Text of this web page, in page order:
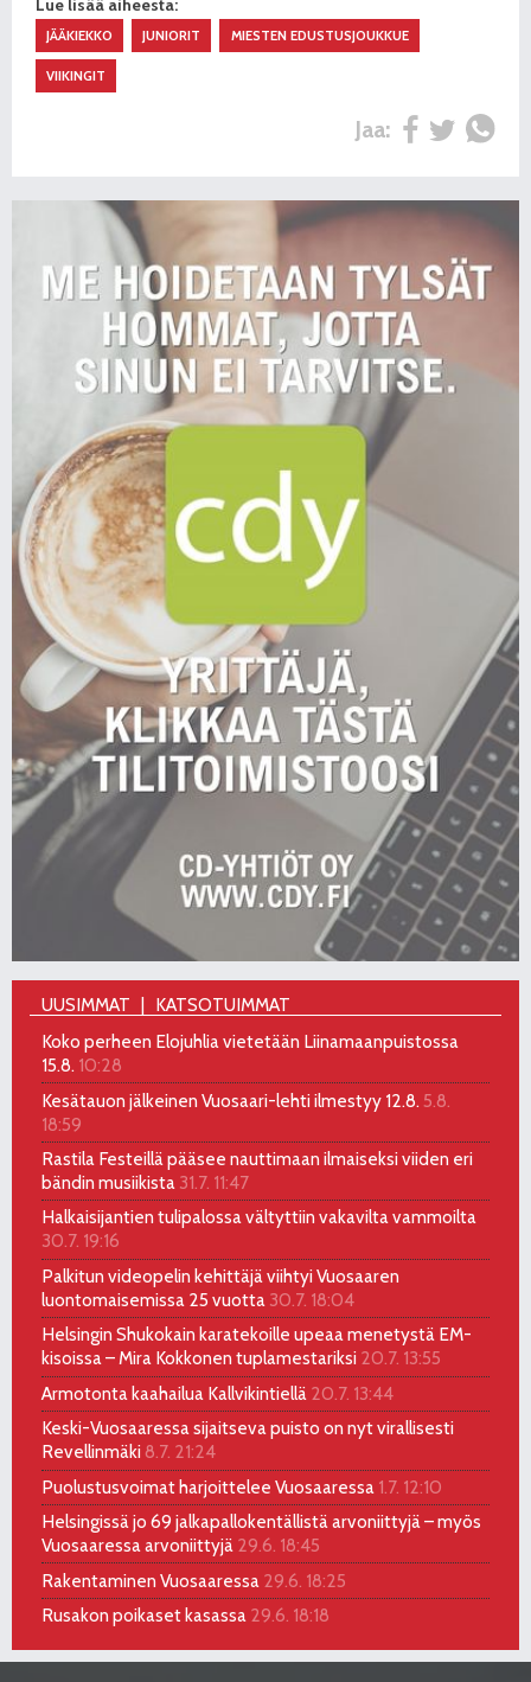
Lue lisää aiheesta:
JÄÄKIEKKO JUNIORIT MIESTEN EDUSTUSJOUKKUE
VIIKINGIT
Jaa:
UUSIMMAT
KATSOTUIMMAT
Koko perheen Elojuhlia vietetään Liinamaanpuistossa
15.8. 10:28
Kesätauon jälkeinen Vuosaari-lehti ilmestyy 12.8. 5.8.
18:59
Rastila Festeillä pääsee nauttimaan ilmaiseksi viiden eri
bändin musiikista 31.7. 11:47
Halkaisijantien tulipalossa vältyttiin vakavilta vammoilta
30.7. 19:16
Palkitun videopelin kehittäjä viihtyi Vuosaaren
luontomaisemissa 25 vuotta 30.7. 18:04
Helsingin Shukokain karatekoille upeaa menetystä EM-
kisoissa – Mira Kokkonen tuplamestariksi 20.7. 13:55
Armotonta kaahailua Kallvikintiellä 20.7. 13:44
Keski-Vuosaaressa sijaitseva puisto on nyt virallisesti
Revellinmäki 8.7. 21:24
Puolustusvoimat harjoittelee Vuosaaressa 1.7. 12:10
Helsingissä jo 69 jalkapallokentällistä arvoniittyjä – myös
Vuosaaressa arvoniittyjä 29.6. 18:45
Rakentaminen Vuosaaressa 29.6. 18:25
Rusakon poikaset kasassa 29.6. 18:18